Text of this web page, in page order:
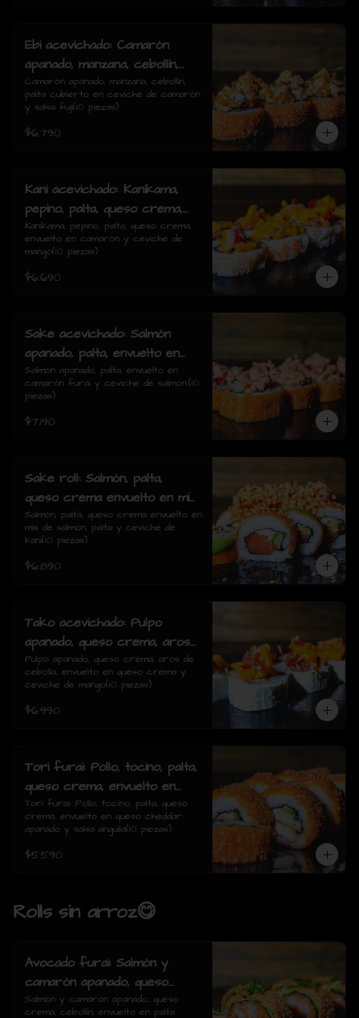
Ebi acevichado: Camarón
apanado, manzana, cebollín,
palta cubierto en ceviche de
camarón y salsa fuji(10
Camarón apanado, manzana, cebollín,
palta cubierto en ceviche de camarón
y salsa fuji(10 piezas)
$6.790
Kani acevichado: Kanikama,
pepino, palta, queso crema,
envuelto en camarón y
ceviche de mango(10 piezas)
Kanikama, pepino, palta, queso crema,
envuelto en camarón y ceviche de
mango(10 piezas)
$6.690
Sake acevichado: Salmón
apanado, palta, envuelto en
camarón furai y ceviche de
salmón.(10 piezas)
Salmón apanado, palta, envuelto en
camarón furai y ceviche de salmón.(10
piezas)
$7.190
Sake roll: Salmón, palta,
queso crema envuelto en mix
de salmón, palta y ceviche de
kani(10 piezas)
Salmón, palta, queso crema envuelto en
mix de salmón, palta y ceviche de
kani(10 piezas)
$6.890
Tako acevichado: Pulpo
apanado, queso crema, aros
de cebolla, envuelto en queso
crema y ceviche de mango(10
Pulpo apanado, queso crema, aros de
cebolla, envuelto en queso crema y
ceviche de mango(10 piezas)
$6.990
Tori furai: Pollo, tocino, palta,
queso crema, envuelto en
queso cheddar apanado y
salsa anguila(10 piezas)
Tori furai: Pollo, tocino, palta, queso
crema, envuelto en queso cheddar
apanado y salsa anguila(10 piezas)
$5.590
Rolls sin arroz😋
Avocado furai: Salmón y
camarón apanado, queso
crema, cebollín, envuelto en
Salmón y camarón apanado, queso
crema, cebollín, envuelto en palta